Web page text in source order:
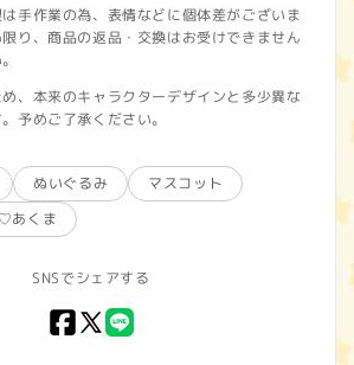
手作業の為、表情などに個体差がございま
り、商品の返品・交換はお受けできません
、本来のキャラクターデザインと多少異な
予めご了承ください。
ぬいぐるみ
マスコット
あくま
SNSでシェアする
Facebook
X